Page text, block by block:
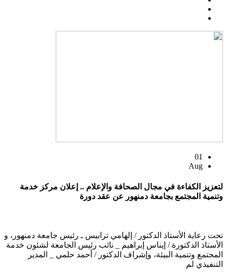
01
Aug
لتعزيز الكفاءة في مجال الصحافة والإعلام .. إعلان مركز خدمة
وتنمية المجتمع بجامعة دمنهور عن عقد دورة
تحت رعاية الأستاذ الدكتور / إلهامي ترابيس ـ رئيس جامعة دمنهور، و
الأستاذ الدكتورة / إيناس إبراهيم _ نائب رئيس الجامعة لشئون خدمة
المجتمع وتنمية البيئة، وإشراف الدكتور / أحمد حلمي _ المدير
التنفيذي لم